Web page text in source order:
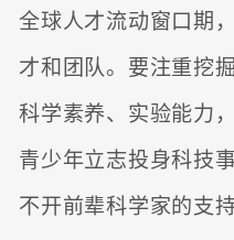
全球人才流动窗口期
才和团队。要注重挖
科学素养、实验能力
青少年立志投身科技
不开前辈科学家的支